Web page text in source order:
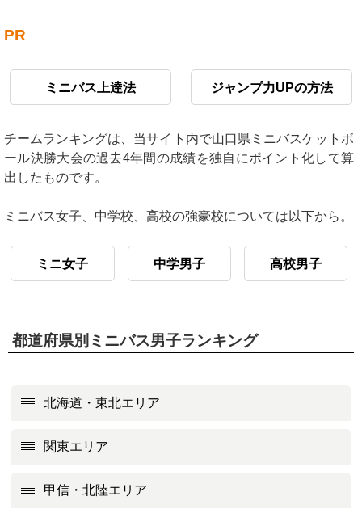
PR
ミニバス上達法 ジャンプ力UPの方法
チームランキングは、当サイト内で山口県ミニバスケットボ
ール決勝大会の過去4年間の成績を独自にポイント化して算
出したものです。
ミニバス女子、中学校、高校の強豪校については以下から。
ミニ女子 中学男子 高校男子
都道府県別ミニバス男子ランキング
北海道・東北エリア
関東エリア
甲信・北陸エリア